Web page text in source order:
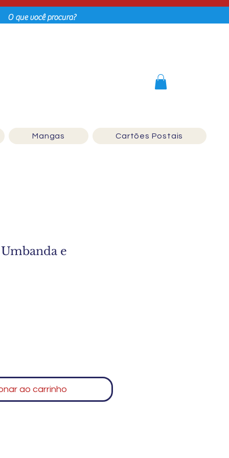
Mangas Cartões Postais
e
ao carrinho